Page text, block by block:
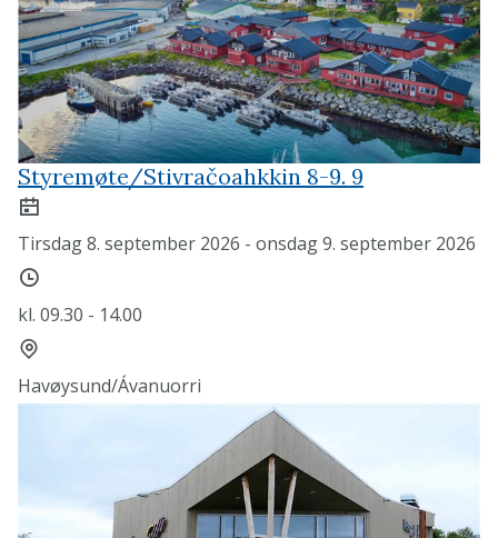
Styremøte/Stivračoahkkin 8-9. 9
Tirsdag 8. september 2026 - onsdag 9. september 2026
kl. 09.30 - 14.00
Havøysund/Ávanuorri